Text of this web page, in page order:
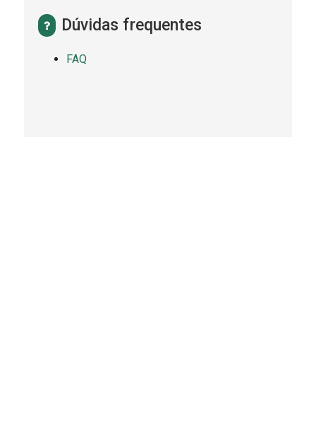
Dúvidas frequentes
FAQ